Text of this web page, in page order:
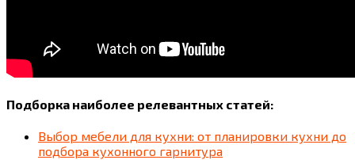
Подборка наиболее релевантных статей:
Выбор мебели для кухни: от планировки кухни до
подбора кухонного гарнитура